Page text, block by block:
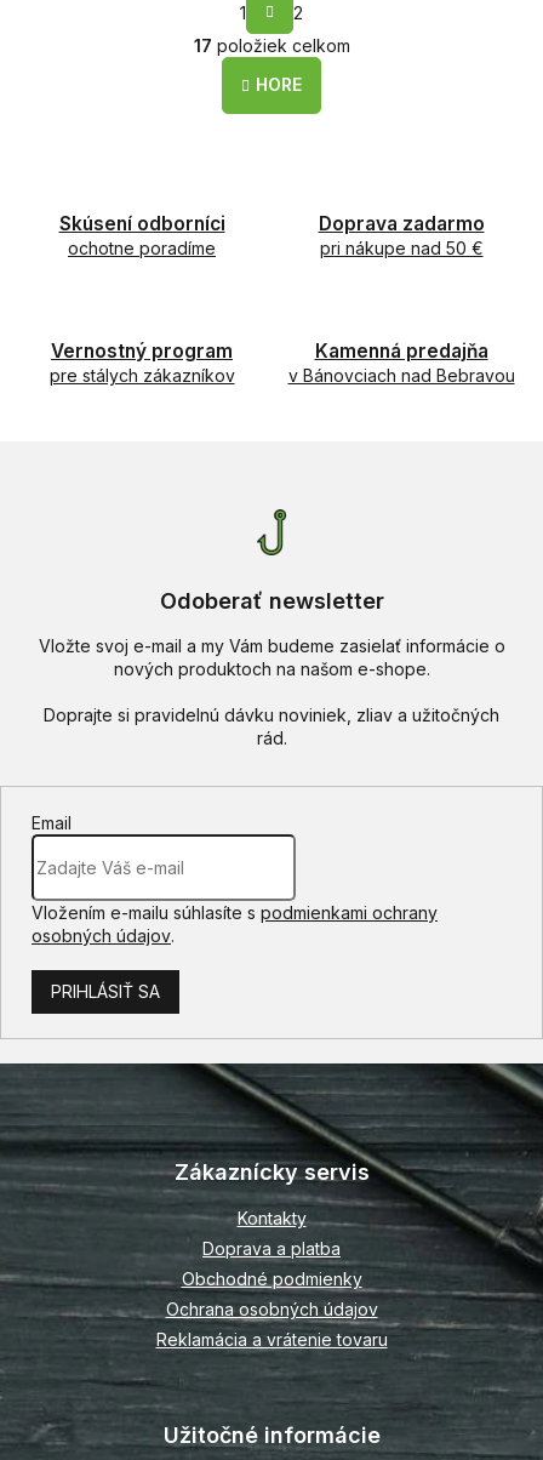
O
v
l
t
r
á
n
1
2
17 položiek celkom
HORE
Skúsení odborníci
ochotne poradíme
Doprava zadarmo
pri nákupe nad 50 €
Vernostný program
pre stálych zákazníkov
Kamenná predajňa
v Bánovciach nad Bebravou
Odoberať newsletter
Vložte svoj e-mail a my Vám budeme zasielať informácie o
nových produktoch na našom e-shope.
Email
Vložením e-mailu súhlasíte s podmienkami ochrany
osobných údajov.
PRIHLÁSIŤ SA
Z
á
p
ä
e
Zákaznícky servis
Kontakty
Doprava a platba
Obchodné podmienky
Ochrana osobných údajov
Reklamácia a vrátenie tovaru
Užitočné informácie